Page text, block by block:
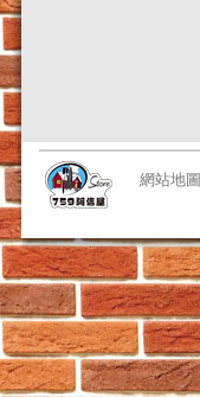
網站地圖